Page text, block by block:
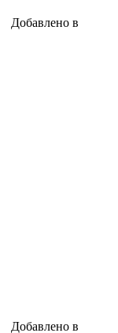
Добавлено в
Добавлено в